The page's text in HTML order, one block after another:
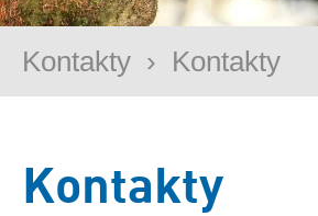
Kontakty › Kontakty
Kontakty